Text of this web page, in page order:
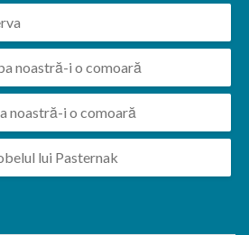
noastră-i o comoară
noastră-i o comoară
lui Pasternak